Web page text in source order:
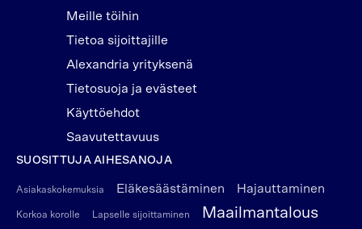
Meille töihin
Tietoa sijoittajille
Alexandria yrityksenä
Tietosuoja ja evästeet
Käyttöehdot
Saavutettavuus
SUOSITTUJA AIHESANOJA
Asiakaskokemuksia Eläkesäästäminen Hajauttaminen
Korkoa korolle Lapselle sijoittaminen Maailmantalous